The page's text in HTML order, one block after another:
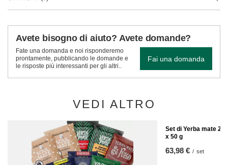
Avete bisogno di aiuto? Avete domande?
Fate una domanda e noi risponderemo
prontamente, pubblicando le domande e
le risposte più interessanti per gli altri..
Fai una domanda
VEDI ALTRO
Set di Yerba mate 2x
x 50 g
63,98 € / set